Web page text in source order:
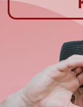
сатья в